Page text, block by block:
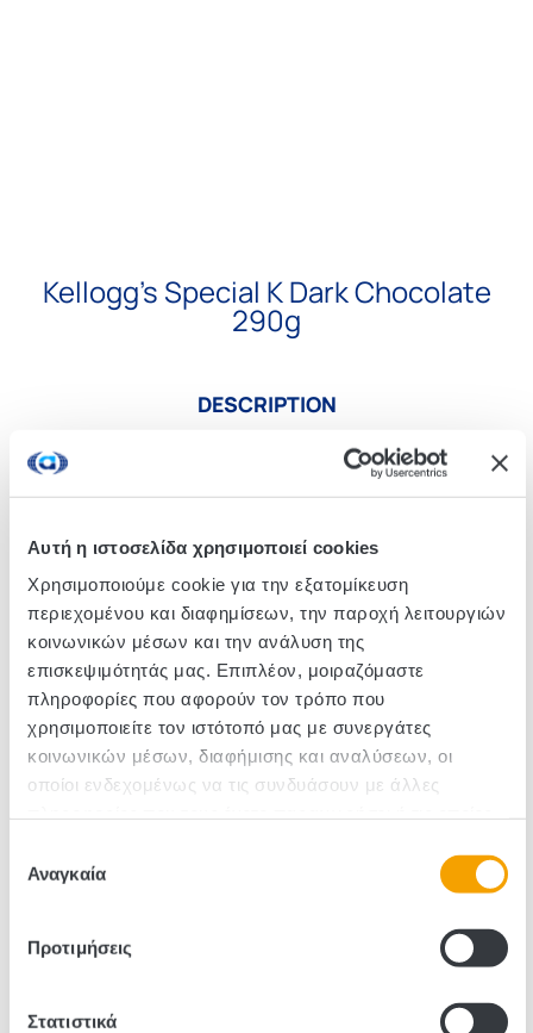
Αυτή η ιστοσελίδα χρησιμοποιεί cookies
Χρησιμοποιούμε cookie για την εξατομίκευση
περιεχομένου και διαφημίσεων, την παροχή λειτουργιών
κοινωνικών μέσων και την ανάλυση της
επισκεψιμότητάς μας. Επιπλέον, μοιραζόμαστε
πληροφορίες που αφορούν τον τρόπο που
χρησιμοποιείτε τον ιστότοπό μας με συνεργάτες
κοινωνικών μέσων, διαφήμισης και αναλύσεων, οι
οποίοι ενδεχομένως να τις συνδυάσουν με άλλες
των υπηρεσιών τους.
συγκατάθεσης
Αναγκαία
Προτιμήσεις
Στατιστικά
Kellogg’s Special K Dark Chocolate
290g
DESCRIPTION
Crispy rice, whole wheat and barley flakes with
chocolate rings. With 9 essential nutrients and a
that gives you more power to keep going.
SKU :110682
Pieces/Box: 12